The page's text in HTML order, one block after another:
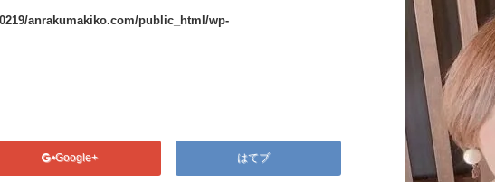
anrakumakiko.com/public_html/wp-
Google+ はてブ